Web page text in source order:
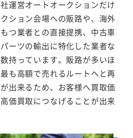
運営オートオークションだけ
ション会場への販路や、海外
つ業者との直接提携、中古車
ーツの輸出に特化した業者な
持っています。販路が多いほ
も高額で売れるルートへと再
出来るため、お客様へ買取価
価買取につなげることが出来